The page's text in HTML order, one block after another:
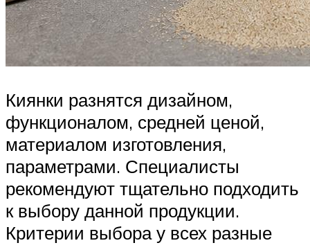
Киянки разнятся дизайном,
функционалом, средней ценой,
материалом изготовления,
параметрами. Специалисты
рекомендуют тщательно подходить
к выбору данной продукции.
Критерии выбора у всех разные